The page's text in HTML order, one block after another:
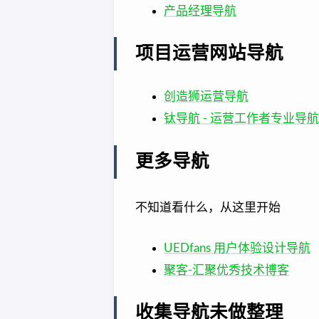
产品经理导航
项目运营网站导航
创造狮运营导航
钛导航 - 运营工作者专业导
更多导航
不知道看什么，从这里开始
UEDfans 用户体验设计导航
聚客-汇聚优秀技术博客
收集导航未做整理